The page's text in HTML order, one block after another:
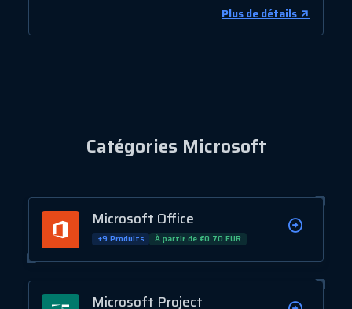
Plus de détails
Catégories Microsoft
Microsoft Office
+9 Produits À partir de €0.70 EUR
Microsoft Project